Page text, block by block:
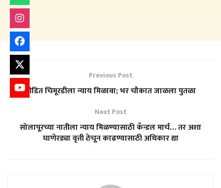
Previous Post
पीडित चिमूरडीला न्याय मिळावा; भर चौकात जाळला पुतळा
Next Post
सोलापूरच्या नातीला न्याय मिळण्यासाठी कॅन्डल मार्च… तर अशा
घाणेरड्या वृत्ती ठेचून काढण्यासाठी अधिकार द्या